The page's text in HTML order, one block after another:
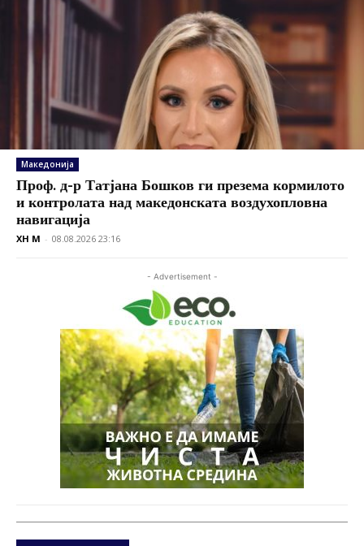
Македонија
Проф. д-р Татјана Бошков ги презема кормилото
и контролата над македонската воздухопловна
навигација
XH M - 08.08.2026 23:16
- Advertisement -